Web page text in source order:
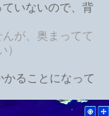
いないので、背
が、奥まってて
）
ることになって